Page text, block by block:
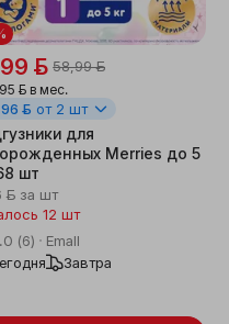
ƃ 58,99 ƃ
ƃ в мес.
ƃ от 2 шт
для
Merries до 5
шт
ƃ за шт
12 шт
(6)
Emall
Завтра